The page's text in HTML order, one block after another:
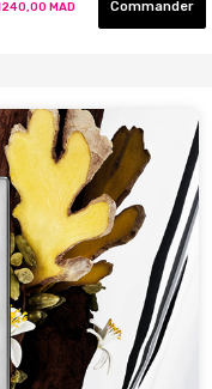
240,00 MAD Commander